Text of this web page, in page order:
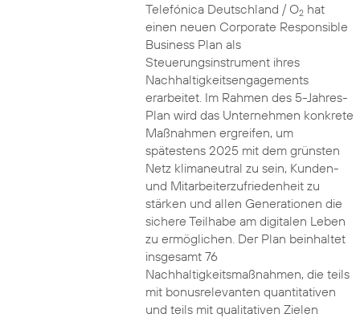
Telefónica Deutschland / O2hat
einen neuen Corporate Responsible
Business Plan als
Steuerungsinstrument ihres
Nachhaltigkeitsengagements
erarbeitet. Im Rahmen des 5-Jahres-
Plan wird das Unternehmen konkrete
Maßnahmen ergreifen, um
spätestens 2025 mit dem grünsten
Netz klimaneutral zu sein, Kunden-
und Mitarbeiterzufriedenheit zu
stärken und allen Generationen die
sichere Teilhabe am digitalen Leben
zu ermöglichen. Der Plan beinhaltet
insgesamt 76
Nachhaltigkeitsmaßnahmen, die teils
mit bonusrelevanten quantitativen
und teils mit qualitativen Zielen